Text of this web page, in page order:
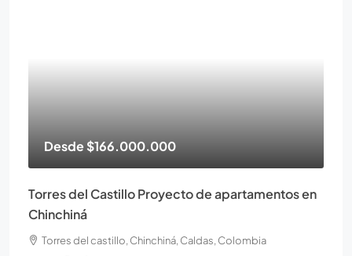
Desde$166.000.000
Torres del Castillo Proyecto de apartamentos en
Chinchiná
Torres del castillo, Chinchiná, Caldas, Colombia